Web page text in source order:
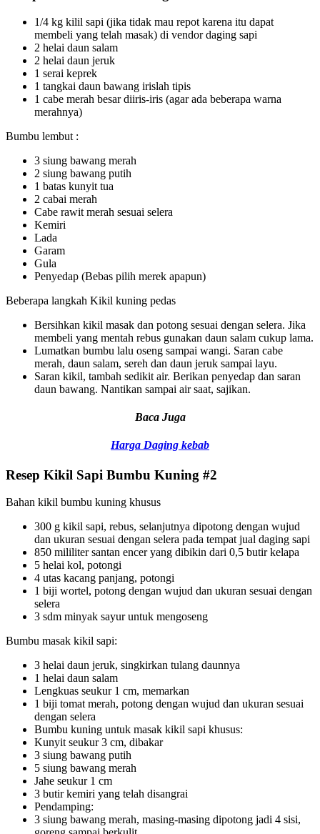
1/4 kg kilil sapi (jika tidak mau repot karena itu dapat
membeli yang telah masak) di vendor daging sapi
2 helai daun salam
2 helai daun jeruk
1 serai keprek
1 tangkai daun bawang irislah tipis
1 cabe merah besar diiris-iris (agar ada beberapa warna
merahnya)
Bumbu lembut :
3 siung bawang merah
2 siung bawang putih
1 batas kunyit tua
2 cabai merah
Cabe rawit merah sesuai selera
Kemiri
Lada
Garam
Gula
Penyedap (Bebas pilih merek apapun)
Beberapa langkah Kikil kuning pedas
Bersihkan kikil masak dan potong sesuai dengan selera. Jika
membeli yang mentah rebus gunakan daun salam cukup lama.
Lumatkan bumbu lalu oseng sampai wangi. Saran cabe
merah, daun salam, sereh dan daun jeruk sampai layu.
Saran kikil, tambah sedikit air. Berikan penyedap dan saran
daun bawang. Nantikan sampai air saat, sajikan.
Baca Juga
Harga Daging kebab
Resep Kikil Sapi Bumbu Kuning #2
Bahan kikil bumbu kuning khusus
300 g kikil sapi, rebus, selanjutnya dipotong dengan wujud
dan ukuran sesuai dengan selera pada tempat jual daging sapi
850 mililiter santan encer yang dibikin dari 0,5 butir kelapa
5 helai kol, potongi
4 utas kacang panjang, potongi
1 biji wortel, potong dengan wujud dan ukuran sesuai dengan
selera
3 sdm minyak sayur untuk mengoseng
Bumbu masak kikil sapi:
3 helai daun jeruk, singkirkan tulang daunnya
1 helai daun salam
Lengkuas seukur 1 cm, memarkan
1 biji tomat merah, potong dengan wujud dan ukuran sesuai
dengan selera
Bumbu kuning untuk masak kikil sapi khusus:
Kunyit seukur 3 cm, dibakar
3 siung bawang putih
5 siung bawang merah
Jahe seukur 1 cm
3 butir kemiri yang telah disangrai
Pendamping:
3 siung bawang merah, masing-masing dipotong jadi 4 sisi,